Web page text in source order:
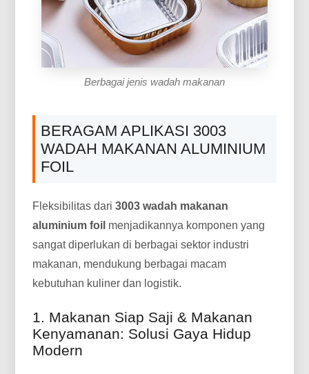
Berbagai jenis wadah makanan
BERAGAM APLIKASI 3003
WADAH MAKANAN ALUMINIUM
FOIL
Fleksibilitas dari3003 wadah makanan
aluminium foil menjadikannya komponen yang
sangat diperlukan di berbagai sektor industri
makanan, mendukung berbagai macam
kebutuhan kuliner dan logistik.
1. Makanan Siap Saji & Makanan
Kenyamanan: Solusi Gaya Hidup
Modern